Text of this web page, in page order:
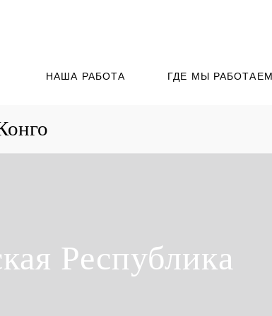
НАША РАБОТА ГДЕ МЫ РАБОТАЕМ
Республика